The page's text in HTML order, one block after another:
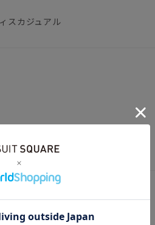
スカジュアル
お願い致します。